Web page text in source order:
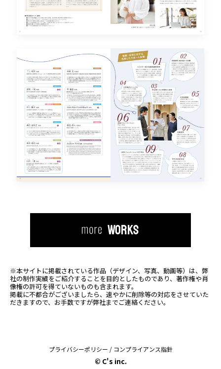
WORKS
※本サイトに掲載されている作品（デザイン、写真、動画等）は、 弊
社の制作実績をご紹介することを目的としたものであり、著作権や肖
像権の許可を得ていないものも含まれます。
掲載に不都合がございましたら、速やかに削除等の対応をさせていた
だきますので、お手数ですが弊社までご連絡ください。
プライバシーポリシー / コンプライアンス指針
© C's inc.